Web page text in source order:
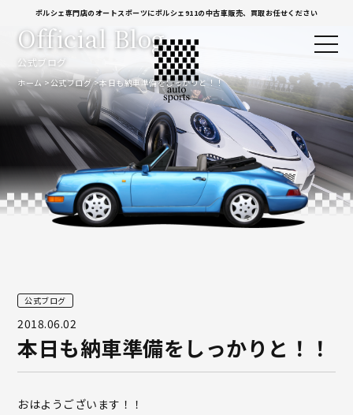
ポルシェ専門店のオートスポーツにポルシェ911の中古車販売、買取お任せください
公式ブログ
Official Blog
ホーム 公式ブログ 本日も納車準備をしっかりと！！
公式ブログ
2018.06.02
本日も納車準備をしっかりと！！
おはようございます！！